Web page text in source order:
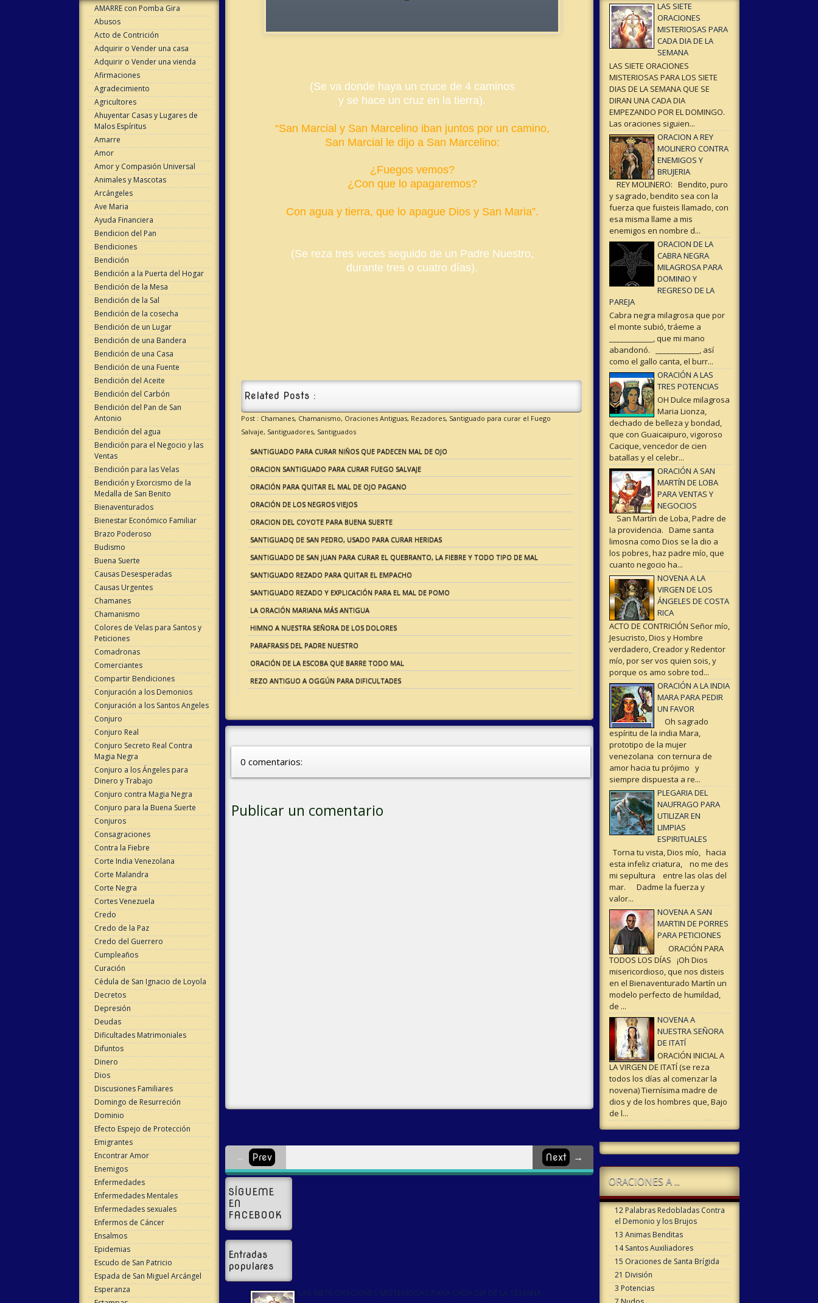
AMARRE con Pomba Gira
Abusos
Acto de Contrición
Adquirir o Vender una casa
Adquirir o Vender una vienda
Afirmaciones
Agradecimiento
Agricultores
Ahuyentar Casas y Lugares de
Malos Espíritus
Amarre
Amor
Amor y Compasión Universal
Animales y Mascotas
Arcángeles
Ave Maria
Ayuda Financiera
Bendicion del Pan
Bendiciones
Bendición
Bendición a la Puerta del Hogar
Bendición de la Mesa
Bendición de la Sal
Bendición de la cosecha
Bendición de un Lugar
Bendición de una Bandera
Bendición de una Casa
Bendición de una Fuente
Bendición del Aceite
Bendición del Carbón
Bendición del Pan de San
Antonio
Bendición del agua
Bendición para el Negocio y las
Ventas
Bendición para las Velas
Bendición y Exorcismo de la
Medalla de San Benito
Bienaventurados
Bienestar Económico Familiar
Brazo Poderoso
Budismo
Buena Suerte
Causas Desesperadas
Causas Urgentes
Chamanes
Chamanismo
Colores de Velas para Santos y
Peticiones
Comadronas
Comerciantes
Compartir Bendiciones
Conjuración a los Demonios
Conjuración a los Santos Angeles
Conjuro
Conjuro Real
Conjuro Secreto Real Contra
Magia Negra
Conjuro a los Ángeles para
Dinero y Trabajo
Conjuro contra Magia Negra
Conjuro para la Buena Suerte
Conjuros
Consagraciones
Contra la Fiebre
Corte India Venezolana
Corte Malandra
Corte Negra
Cortes Venezuela
Credo
Credo de la Paz
Credo del Guerrero
Cumpleaños
Curación
Cédula de San Ignacio de Loyola
Decretos
Depresión
Deudas
Dificultades Matrimoniales
Difuntos
Dinero
Dios
Discusiones Familiares
Domingo de Resurreción
Dominio
Efecto Espejo de Protección
Emigrantes
Encontrar Amor
Enemigos
Enfermedades
Enfermedades Mentales
Enfermedades sexuales
Enfermos de Cáncer
Ensalmos
Epidemias
Escudo de San Patricio
Espada de San Miguel Arcángel
Esperanza
(Se va donde haya un cruce de 4 caminos
y se hace un cruz en la tierra).
“San Marcial y San Marcelino iban juntos por un camino,
San Marcial le dijo a San Marcelino:
¿Fuegos vemos?
¿Con que lo apagaremos?
Con agua y tierra, que lo apague Dios y San Maria”.
(Se reza tres veces seguido de un Padre Nuestro,
durante tres o cuatro días).
Related Posts :
Post : Chamanes, Chamanismo, Oraciones Antiguas, Rezadores, Santiguado para curar el Fuego
Salvaje, Santiguadores, Santiguados
SANTIGUADO PARA CURAR NIÑOS QUE PADECEN MAL DE OJO
ORACION SANTIGUADO PARA CURAR FUEGO SALVAJE
ORACIÓN PARA QUITAR EL MAL DE OJO PAGANO
ORACIÓN DE LOS NEGROS VIEJOS
ORACION DEL COYOTE PARA BUENA SUERTE
SANTIGUADQ DE SAN PEDRO, USADO PARA CURAR HERIDAS
SANTIGUADO DE SAN JUAN PARA CURAR EL QUEBRANTO, LA FIEBRE Y TODO TIPO DE MAL
SANTIGUADO REZADO PARA QUITAR EL EMPACHO
SANTIGUADO REZADO Y EXPLICACIÓN PARA EL MAL DE POMO
LA ORACIÓN MARIANA MÁS ANTIGUA
HIMNO A NUESTRA SEÑORA DE LOS DOLORES
PARAFRASIS DEL PADRE NUESTRO
ORACIÓN DE LA ESCOBA QUE BARRE TODO MAL
REZO ANTIGUO A OGGÚN PARA DIFICULTADES
0 comentarios:
Publicar un comentario
Next →
← Prev
SÍGUEME
EN
FACEBOOK
Entradas
populares
LAS SIETE ORACIONES MISTERIOSAS PARA CADA DIA DE LA SEMANA
LAS SIETE
ORACIONES
MISTERIOSAS PARA
CADA DIA DE LA
SEMANA
LAS SIETE ORACIONES
MISTERIOSAS PARA LOS SIETE
DIAS DE LA SEMANA QUE SE
DIRAN UNA CADA DIA
EMPEZANDO POR EL DOMINGO.
Las oraciones siguien...
ORACION A REY
MOLINERO CONTRA
ENEMIGOS Y
BRUJERIA
REY MOLINERO: Bendito, puro
y sagrado, bendito sea con la
fuerza que fuisteis llamado, con
esa misma llame a mis
enemigos en nombre d...
ORACION DE LA
CABRA NEGRA
MILAGROSA PARA
DOMINIO Y
REGRESO DE LA
PAREJA
Cabra negra milagrosa que por
el monte subió, tráeme a
____________, que mi mano
abandonó. ____________, así
como el gallo canta, el burr...
ORACIÓN A LAS
TRES POTENCIAS
OH Dulce milagrosa
Maria Lionza,
dechado de belleza y bondad,
que con Guaicaipuro, vigoroso
Cacique, vencedor de cien
batallas y el celebr...
ORACIÓN A SAN
MARTÍN DE LOBA
PARA VENTAS Y
NEGOCIOS
San Martín de Loba, Padre de
la providencia. Dame santa
limosna como Dios se la dio a
los pobres, haz padre mío, que
cuanto negocio ha...
NOVENA A LA
VIRGEN DE LOS
ÁNGELES DE COSTA
RICA
ACTO DE CONTRICIÓN Señor mío,
Jesucristo, Dios y Hombre
verdadero, Creador y Redentor
mío, por ser vos quien sois, y
porque os amo sobre tod...
ORACIÓN A LA INDIA
MARA PARA PEDIR
UN FAVOR
Oh sagrado
espíritu de la india Mara,
prototipo de la mujer
venezolana con ternura de
amor hacia tu prójimo y
siempre dispuesta a re...
PLEGARIA DEL
NAUFRAGO PARA
UTILIZAR EN
LIMPIAS
ESPIRITUALES
Torna tu vista, Dios mío, hacia
esta infeliz criatura, no me des
mi sepultura entre las olas del
mar. Dadme la fuerza y
valor...
NOVENA A SAN
MARTIN DE PORRES
PARA PETICIONES
ORACIÓN PARA
TODOS LOS DÍAS ¡Oh Dios
misericordioso, que nos disteis
en el Bienaventurado Martín un
modelo perfecto de humildad,
de ...
NOVENA A
NUESTRA SEÑORA
DE ITATÍ
ORACIÓN INICIAL A
LA VIRGEN DE ITATÍ (se reza
todos los días al comenzar la
novena) Tiernísima madre de
dios y de los hombres que, Bajo
de l...
ORACIONES A ...
12 Palabras Redobladas Contra
el Demonio y los Brujos
13 Animas Benditas
14 Santos Auxiliadores
15 Oraciones de Santa Brígida
21 División
3 Potencias